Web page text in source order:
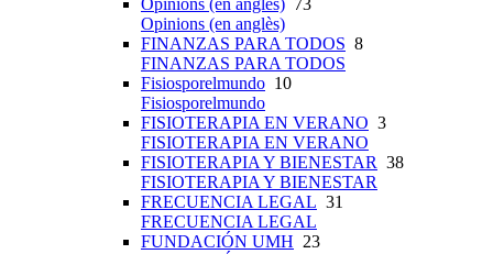
Opinions (en anglès) 73
Opinions (en anglès)
FINANZAS PARA TODOS 8
FINANZAS PARA TODOS
Fisiosporelmundo 10
Fisiosporelmundo
FISIOTERAPIA EN VERANO 3
FISIOTERAPIA EN VERANO
FISIOTERAPIA Y BIENESTAR 38
FISIOTERAPIA Y BIENESTAR
FRECUENCIA LEGAL 31
FRECUENCIA LEGAL
FUNDACIÓN UMH 23